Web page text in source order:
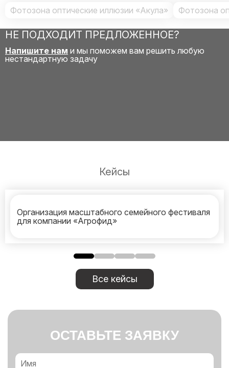
Фотозона оптические иллюзии «Акула» Фотозона
НЕ ПОДХОДИТ ПРЕДЛОЖЕННОЕ?
Напишите нам и мы поможем вам решить любую
нестандартную задачу
Кейсы
Организация масштабного семейного фестиваля
для компании «Агрофид»
Все кейсы
ОСТАВЬТЕ ЗАЯВКУ